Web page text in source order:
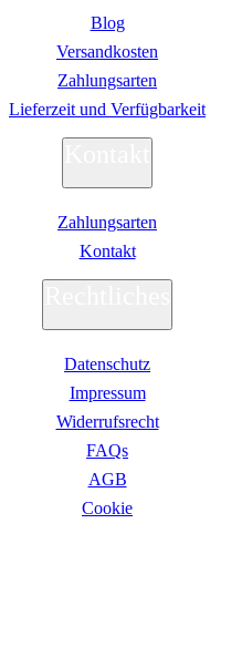
Blog
Versandkosten
Zahlungsarten
Lieferzeit und Verfügbarkeit
Zahlungsarten
Kontakt
Datenschutz
Impressum
Widerrufsrecht
FAQs
AGB
Сookie